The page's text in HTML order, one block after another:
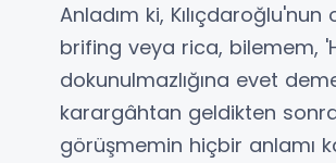
Anladım ki, Kılıçdaroğlu'nun
brifing veya rica, bilemem,
dokunulmazlığına evet
karargâhtan geldikten
görüşmemin hiçbir anlamı